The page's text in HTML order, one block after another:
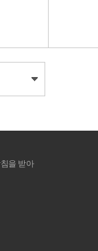
을 받아